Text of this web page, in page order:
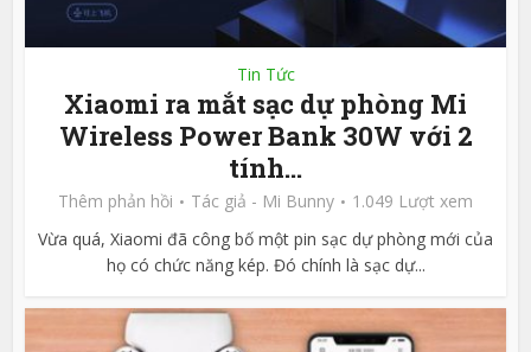
Tin Tức
Xiaomi ra mắt sạc dự phòng Mi
Wireless Power Bank 30W với 2
tính...
Thêm phản hồi Tác giả - Mi Bunny
1.049 Lượt xem
Vừa quá, Xiaomi đã công bố một pin sạc dự phòng mới của
họ có chức năng kép. Đó chính là sạc dự...